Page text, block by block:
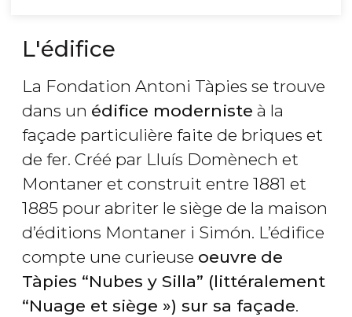
L'édifice
La Fondation Antoni Tàpies se trouve
dans un édifice moderniste à la
façade particulière faite de briques et
de fer. Créé par Lluís Domènech et
Montaner et construit entre 1881 et
1885 pour abriter le siège de la maison
d’éditions Montaner i Simón. L’édifice
compte une curieuse oeuvre de
Tàpies “Nubes y Silla” (littéralement
“Nuage et siège ») sur sa façade.